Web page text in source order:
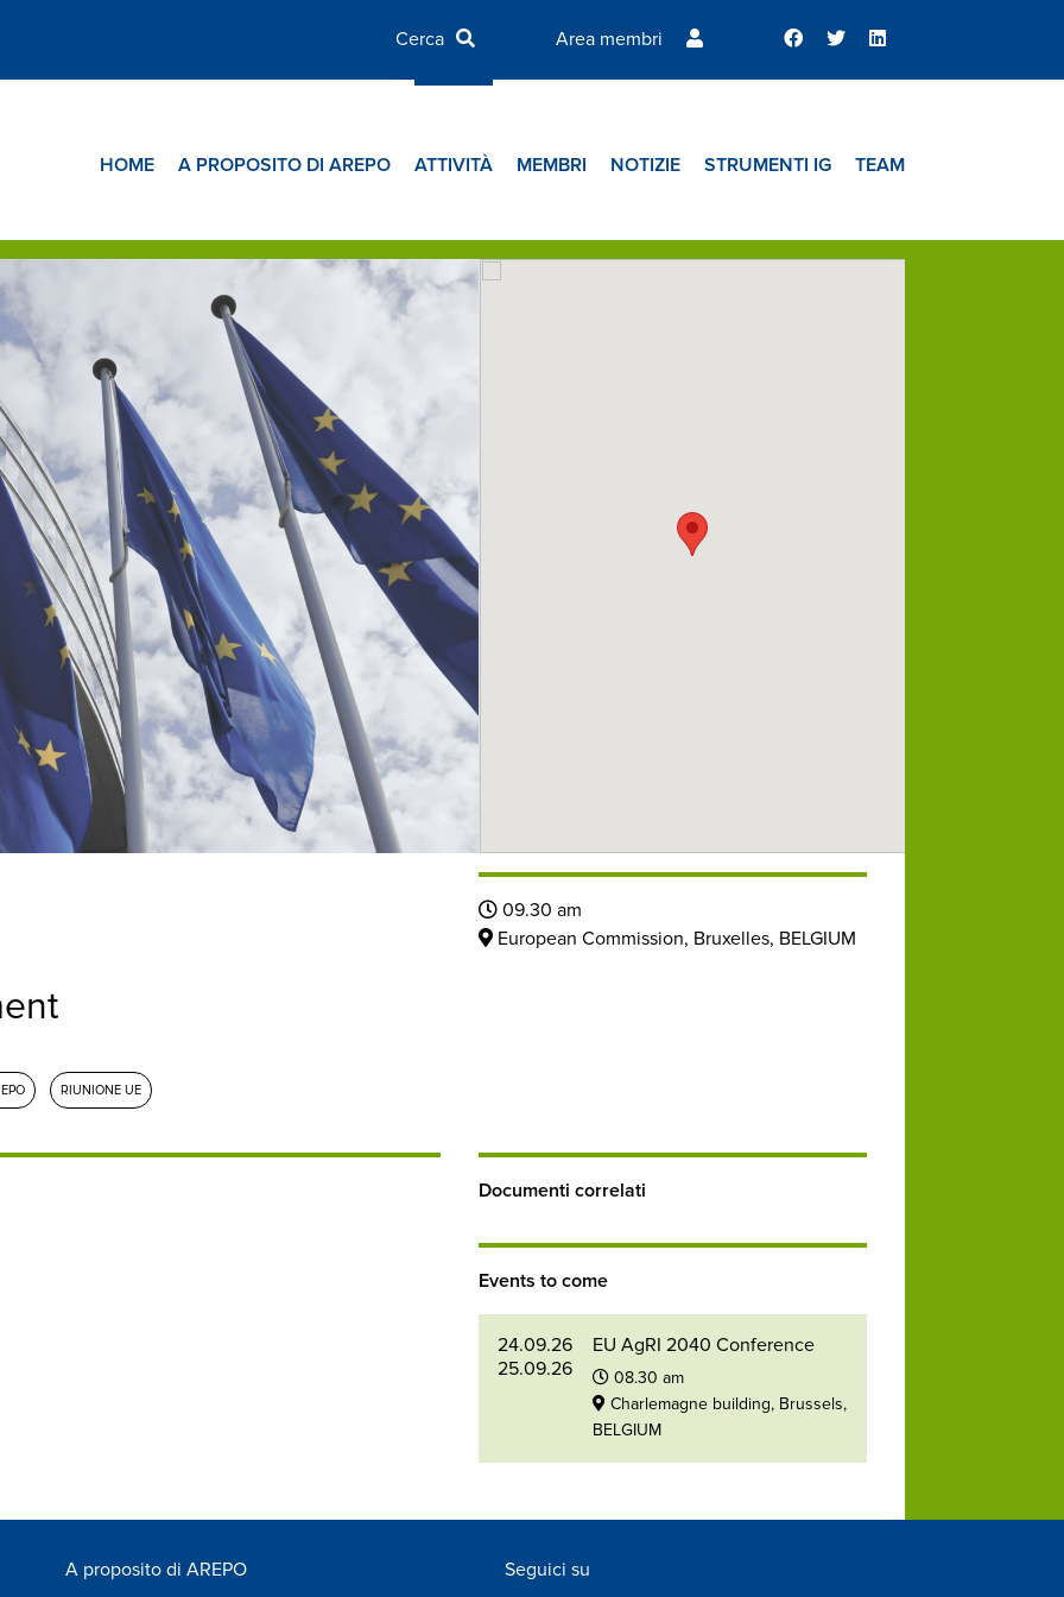
Area membri
HOME A PROPOSITO DI AREPO ATTIVITÀ MEMBRI NOTIZIE STRUMENTI IG TEAM
RIUNIONE UE
09.30 am
European Commission, Bruxelles, BELGIUM
Documenti correlati
Events to come
24.09.26
25.09.26
EU AgRI 2040 Conference
08.30 am
Charlemagne building, Brussels,
BELGIUM
A proposito di AREPO Seguici su